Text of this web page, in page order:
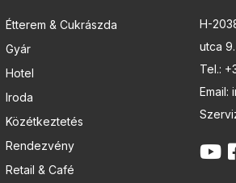
Étterem & Cukrászda
Gyár
Hotel
Iroda
Közétkeztetés
Rendezvény
Retail & Café
H-
utca 9.
Tel.:
Email: